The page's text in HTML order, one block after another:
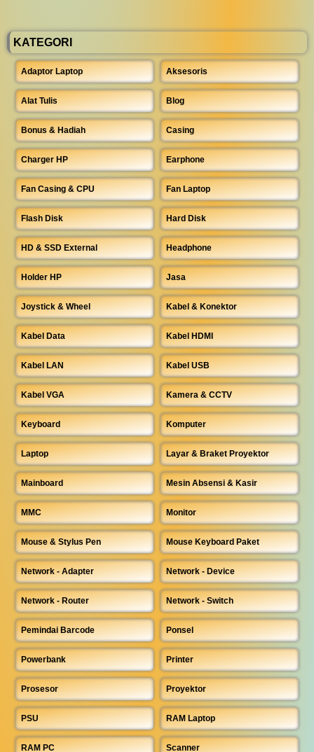
KATEGORI
Adaptor Laptop Aksesoris
Alat Tulis Blog
Bonus & Hadiah Casing
Charger HP Earphone
Fan Casing & CPU Fan Laptop
Flash Disk Hard Disk
HD & SSD External Headphone
Holder HP Jasa
Joystick & Wheel Kabel & Konektor
Kabel Data Kabel HDMI
Kabel LAN Kabel USB
Kabel VGA Kamera & CCTV
Keyboard Komputer
Laptop Layar & Braket Proyektor
Mainboard Mesin Absensi & Kasir
MMC Monitor
Mouse & Stylus Pen Mouse Keyboard Paket
Network - Adapter Network - Device
Network - Router Network - Switch
Pemindai Barcode Ponsel
Powerbank Printer
Prosesor Proyektor
PSU RAM Laptop
RAM PC Scanner